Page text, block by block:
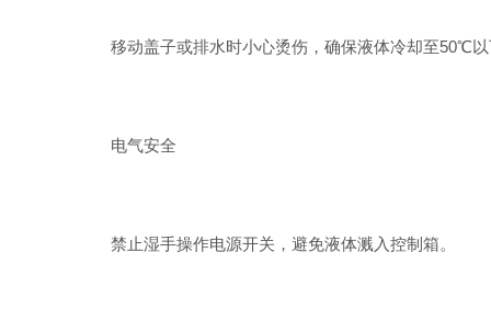
移动盖子或排水时小心烫伤，确保液体冷却至50℃以
电气安全
禁止湿手操作电源开关，避免液体溅入控制箱。